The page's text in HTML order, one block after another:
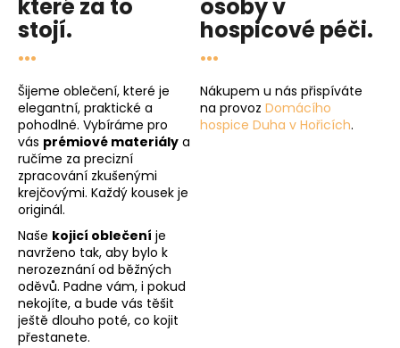
které za to
stojí.
...
Šijeme oblečení, které je
elegantní, praktické a
pohodlné. Vybíráme pro
vás prémiové materiály a
ručíme za precizní
zpracování zkušenými
krejčovými. Každý kousek je
originál.
Naše kojicí oblečení je
navrženo tak, aby bylo k
nerozeznání od běžných
oděvů. Padne vám, i pokud
nekojíte, a bude vás těšit
ještě dlouho poté, co kojit
přestanete.
osoby v
hospicové péči.
...
Nákupem u nás přispíváte
na provoz Domácího
hospice Duha v Hořicích.